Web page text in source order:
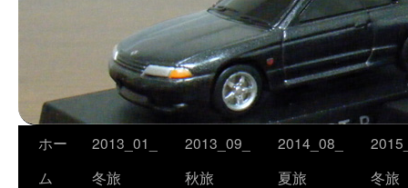
コホー
ム
2013_01_
冬旅
2013_09_
秋旅
2014_08_
夏旅
冬旅